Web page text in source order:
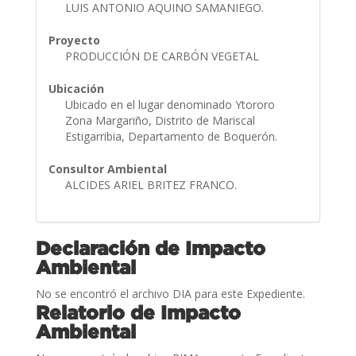
LUIS ANTONIO AQUINO SAMANIEGO.
Proyecto
PRODUCCIÓN DE CARBÓN VEGETAL
Ubicación
Ubicado en el lugar denominado Ytororo
Zona Margariño, Distrito de Mariscal
Estigarribia, Departamento de Boquerón.
Consultor Ambiental
ALCIDES ARIEL BRITEZ FRANCO.
Declaración de Impacto
Ambiental
No se encontró el archivo DIA para este Expediente.
Relatorio de Impacto
Ambiental